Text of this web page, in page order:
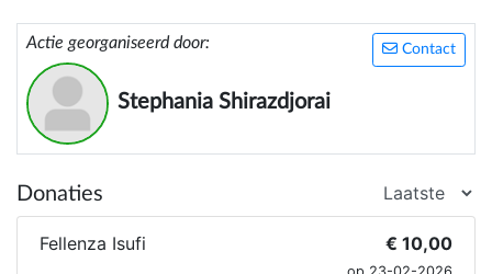
Contact
Actie georganiseerd door:
Stephania Shirazdjorai
Donaties
Fellenza Isufi € 10,00